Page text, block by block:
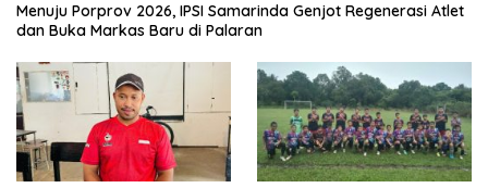
Menuju Porprov 2026, IPSI Samarinda Genjot Regenerasi Atlet
dan Buka Markas Baru di Palaran